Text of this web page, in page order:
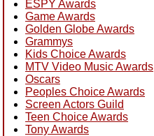
ESPY Awards
Game Awards
Golden Globe Awards
Grammys
Kids Choice Awards
MTV Video Music Awards
Oscars
Peoples Choice Awards
Screen Actors Guild
Teen Choice Awards
Tony Awards